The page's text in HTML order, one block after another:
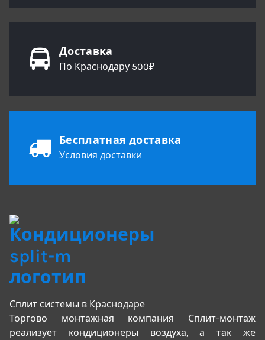
Доставка
По Краснодару 500₽
Бесплатная доставка
Условия доставки
Сплит системы в Краснодаре
Торгово монтажная компания Сплит-монтаж
реализует кондиционеры воздуха, а так же